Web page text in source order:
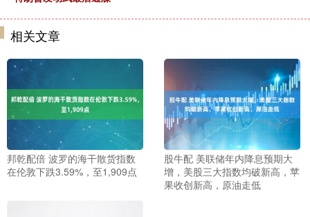
相关文章
邦乾配倍 波罗的海干散货指数
在伦敦下跌3.59%，至1,909点
股牛配 美联储年内降息预期大
增，美股三大指数均破新高，苹
果收创新高，原油走低